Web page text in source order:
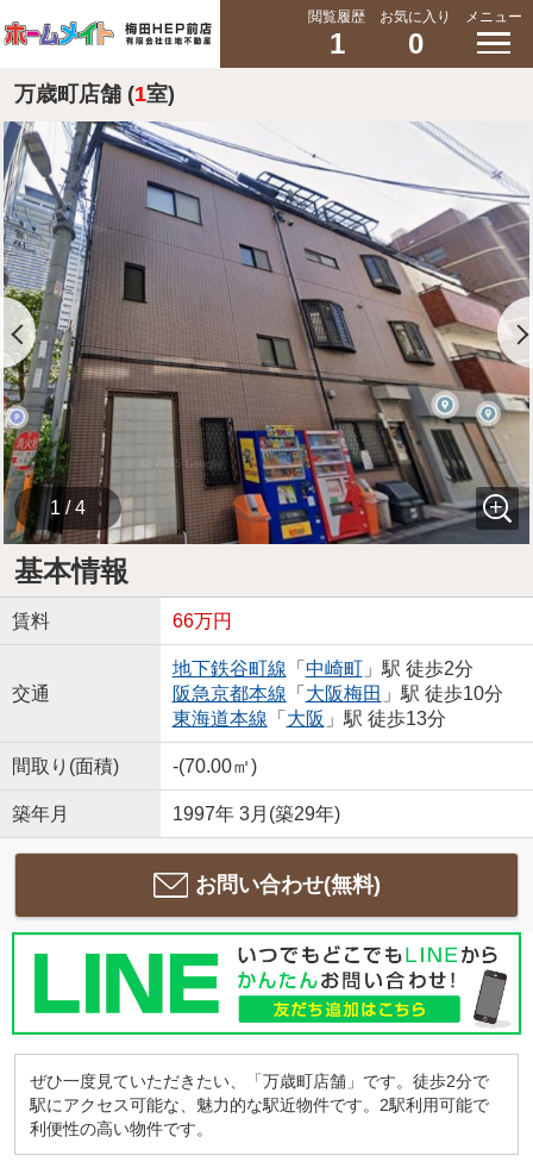
閲覧履歴
1
お気に入り
0
メニュー
万歳町店舗 (1室)
1 / 4
基本情報
賃料 66万円
交通
地下鉄谷町線 「 中崎町」駅 徒歩2分
阪急京都本線 「 大阪梅田 」駅 徒歩10分
東海道本線 「 大阪 」駅 徒歩13分
間取り(面積) -(70.00㎡)
築年月 1997年 3月(築29年)
お問い合わせ(無料)
ぜひ一度見ていただきたい、「万歳町店舗」です。徒歩2分で
駅にアクセス可能な、魅力的な駅近物件です。2駅利用可能で
利便性の高い物件です。